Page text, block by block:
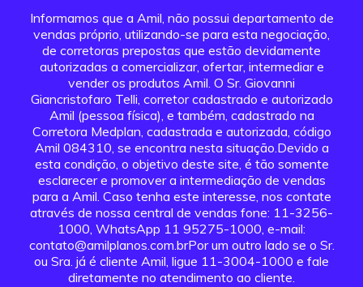
Informamos que a Amil, não possui departamento de
vendas próprio, utilizando-se para esta negociação,
de corretoras prepostas que estão devidamente
autorizadas a comercializar, ofertar, intermediar e
vender os produtos Amil. O Sr. Giovanni
Giancristofaro Telli, corretor cadastrado e autorizado
Amil (pessoa física), e também, cadastrado na
Corretora Medplan, cadastrada e autorizada, código
Amil 084310, se encontra nesta situação.Devido a
esta condição, o objetivo deste site, é tão somente
esclarecer e promover a intermediação de vendas
para a Amil. Caso tenha este interesse, nos contate
através de nossa central de vendas fone: 11-3256-
1000, WhatsApp 11 95275-1000, e-mail:
contato@amilplanos.com.brPor um outro lado se o Sr.
ou Sra. já é cliente Amil, ligue 11-3004-1000 e fale
diretamente no atendimento ao cliente.